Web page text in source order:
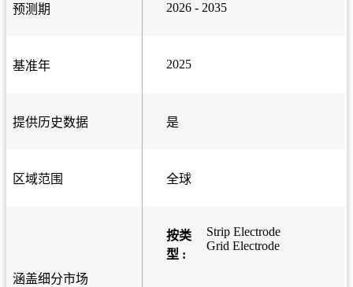
预测期 2026 - 2035
基准年 2025
提供历史数据 是
区域范围 全球
涵盖细分市场
按类
型 :
Strip Electrode
Grid Electrode